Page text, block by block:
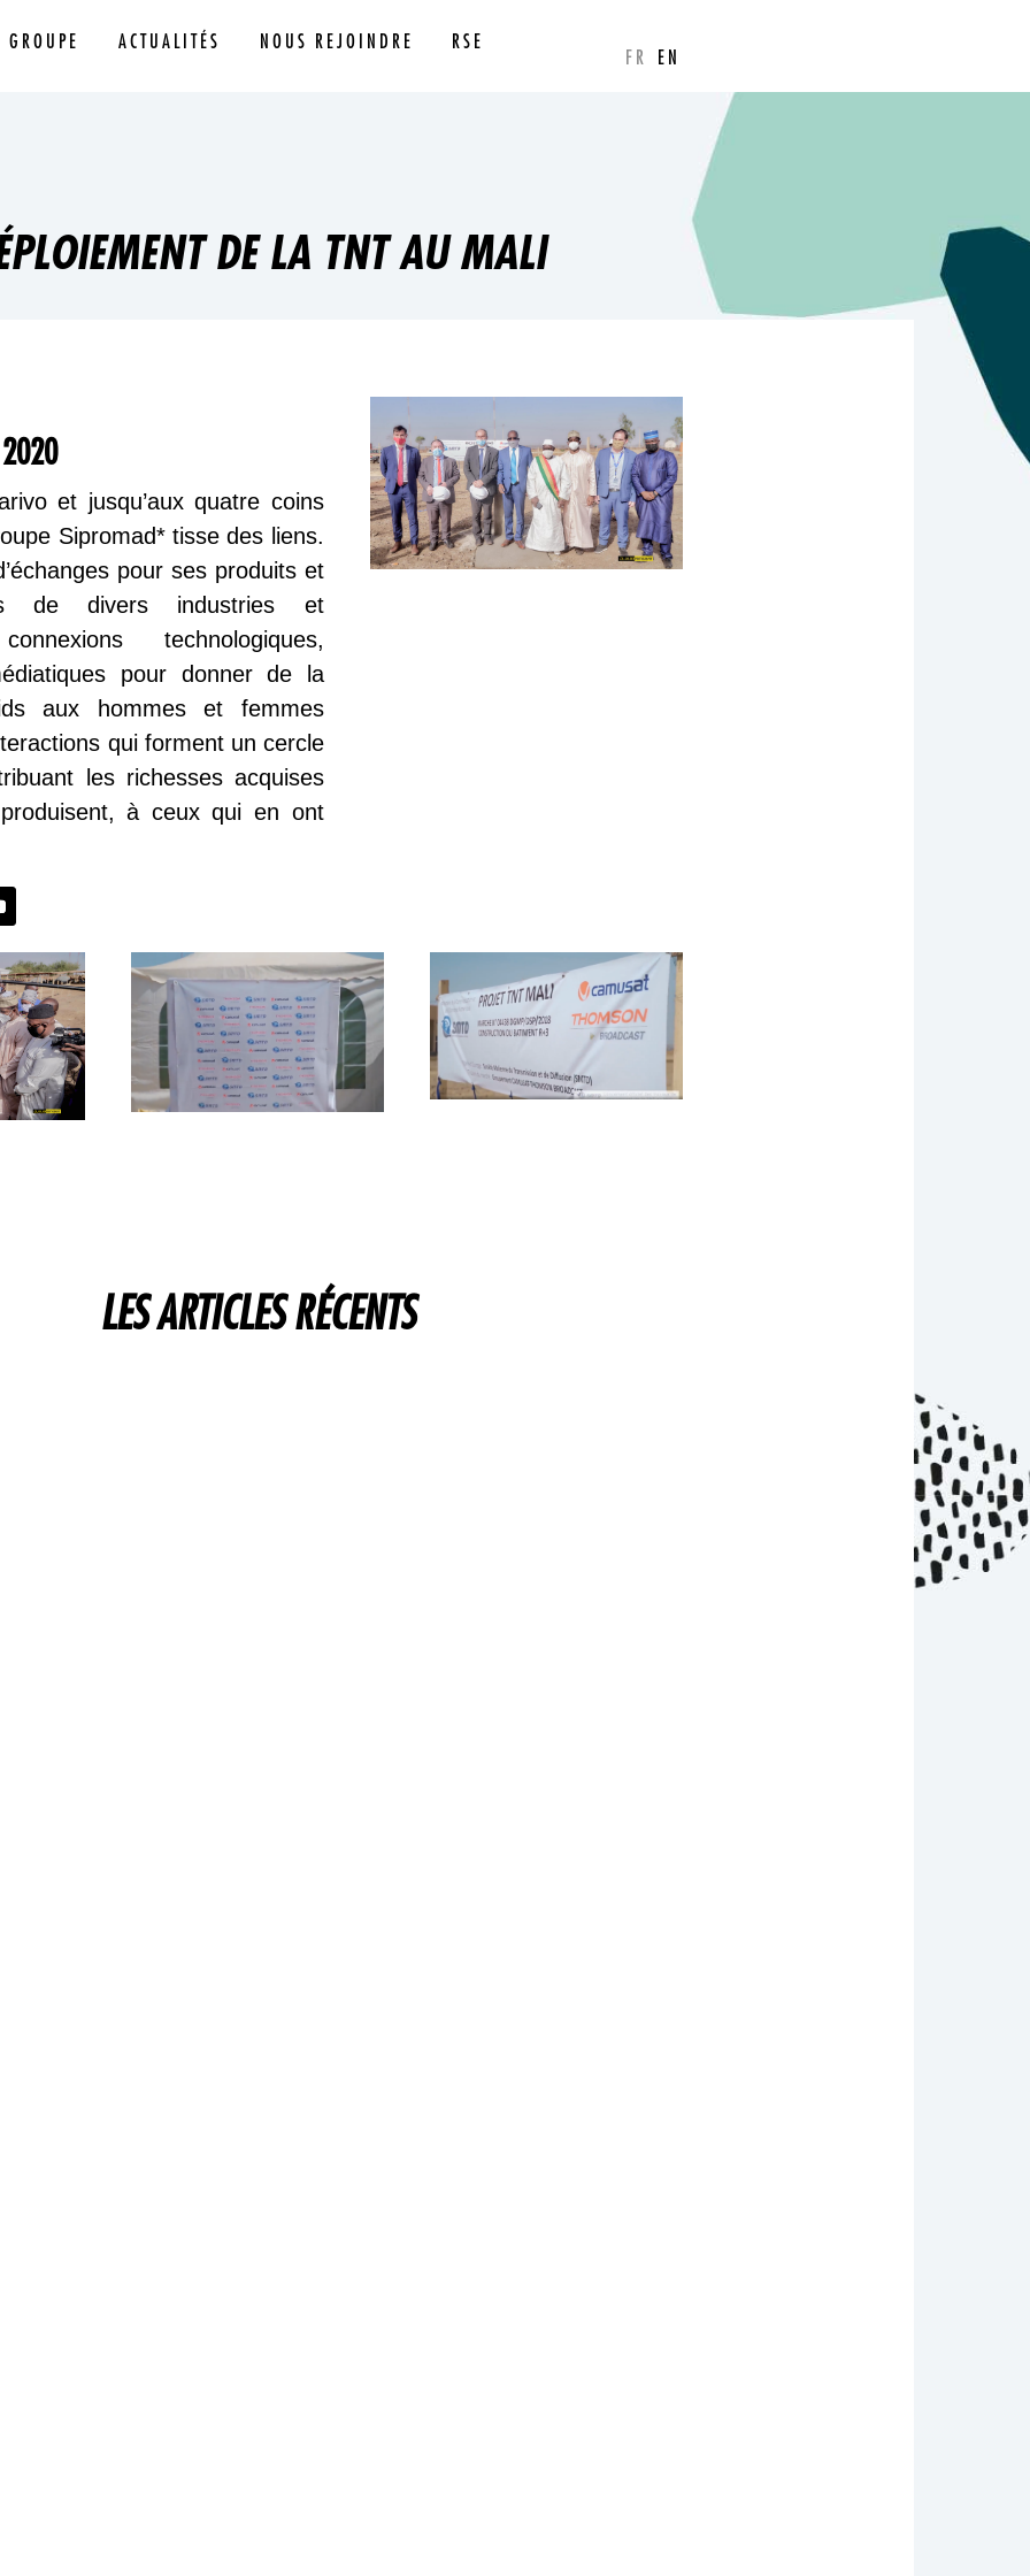
GROUPE ACTUALITÉS RSE
NOUS REJOINDRE
FR
EN
DE LA TNT AU MALI
et jusqu’aux quatre coins
Sipromad* tisse des liens.
pour ses produits et
de divers industries et
technologiques,
pour donner de la
aux hommes et femmes
qui forment un cercle
les richesses acquises
à ceux qui en ont
LES ARTICLES RÉCENTS